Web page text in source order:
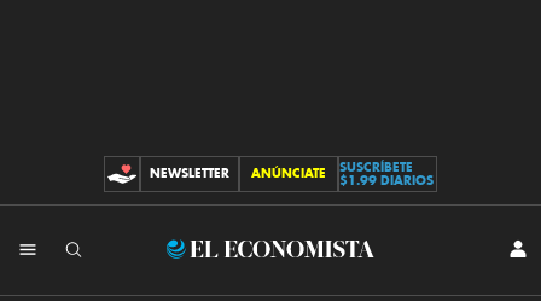
CONTRIBUCIONES
NEWSLETTER ANÚNCIATE
SUSCRÍBETE
$1.99 DIARIOS
El